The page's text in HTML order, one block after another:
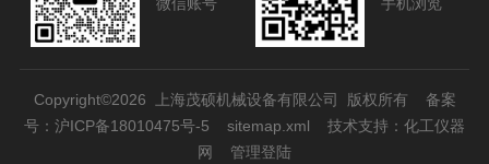
Copyright©2026 上海茂硕机械设备有限公司 版权所有 备案
号：沪ICP备18010475号-5
sitemap.xml 技术支持： 化工仪器
网
管理登陆